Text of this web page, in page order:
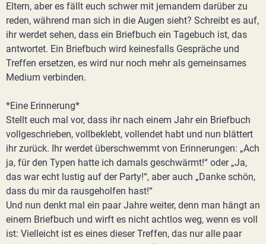
Eltern, aber es fällt euch schwer mit jemandem darüber zu
reden, während man sich in die Augen sieht? Schreibt es auf,
ihr werdet sehen, dass ein Briefbuch ein Tagebuch ist, das
antwortet. Ein Briefbuch wird keinesfalls Gespräche und
Treffen ersetzen, es wird nur noch mehr als gemeinsames
Medium verbinden.
*Eine Erinnerung*
Stellt euch mal vor, dass ihr nach einem Jahr ein Briefbuch
vollgeschrieben, vollbeklebt, vollendet habt und nun blättert
ihr zurück. Ihr werdet überschwemmt von Erinnerungen: „Ach
ja, für den Typen hatte ich damals geschwärmt!“ oder „Ja,
das war echt lustig auf der Party!“, aber auch „Danke schön,
dass du mir da rausgeholfen hast!“
Und nun denkt mal ein paar Jahre weiter, denn man hängt an
einem Briefbuch und wirft es nicht achtlos weg, wenn es voll
ist: Vielleicht ist es eines dieser Treffen, das nur alle paar